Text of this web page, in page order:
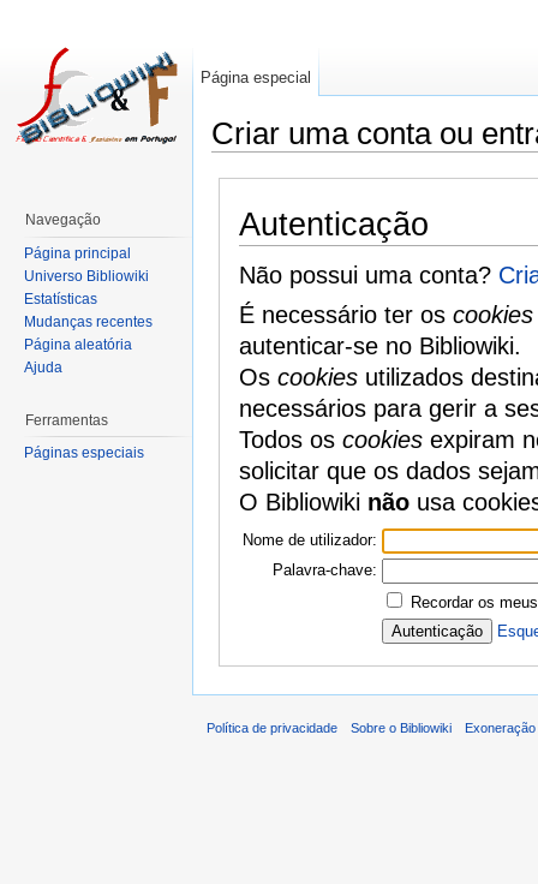
Criar uma conta ou
Autenticação
Não possui uma conta?
É necessário ter os cookies
autenticar-se no Bibliowiki.
Os cookiesutilizados
necessários para gerir a
Todos os cookiesexpiram
solicitar que os dados
O Bibliowiki nãousa
Nome de utilizador:
Palavra-chave:
Recordar os
Página especial
Navegação
Página principal
Universo Bibliowiki
Estatísticas
Mudanças recentes
Página aleatória
Ajuda
Ferramentas
Páginas especiais
Política de privacidade Sobre o Bibliowiki